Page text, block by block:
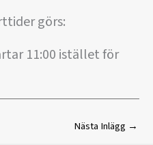
görs:
11:00 istället för
Nästa Inlägg →